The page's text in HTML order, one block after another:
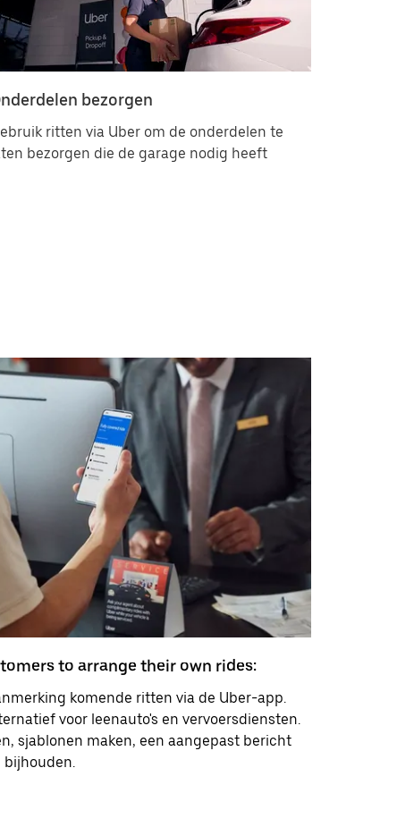
bezorgen
ritten via Uber om de onderdelen te
bezorgen die de garage nodig heeft
to arrange their own rides:
komende ritten via de Uber-app.
voor leenauto's en vervoersdiensten.
sjablonen maken, een aangepast bericht
bijhouden.